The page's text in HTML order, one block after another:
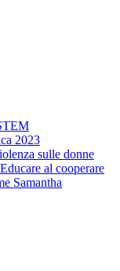
2023
sulle donne
al cooperare
Samantha